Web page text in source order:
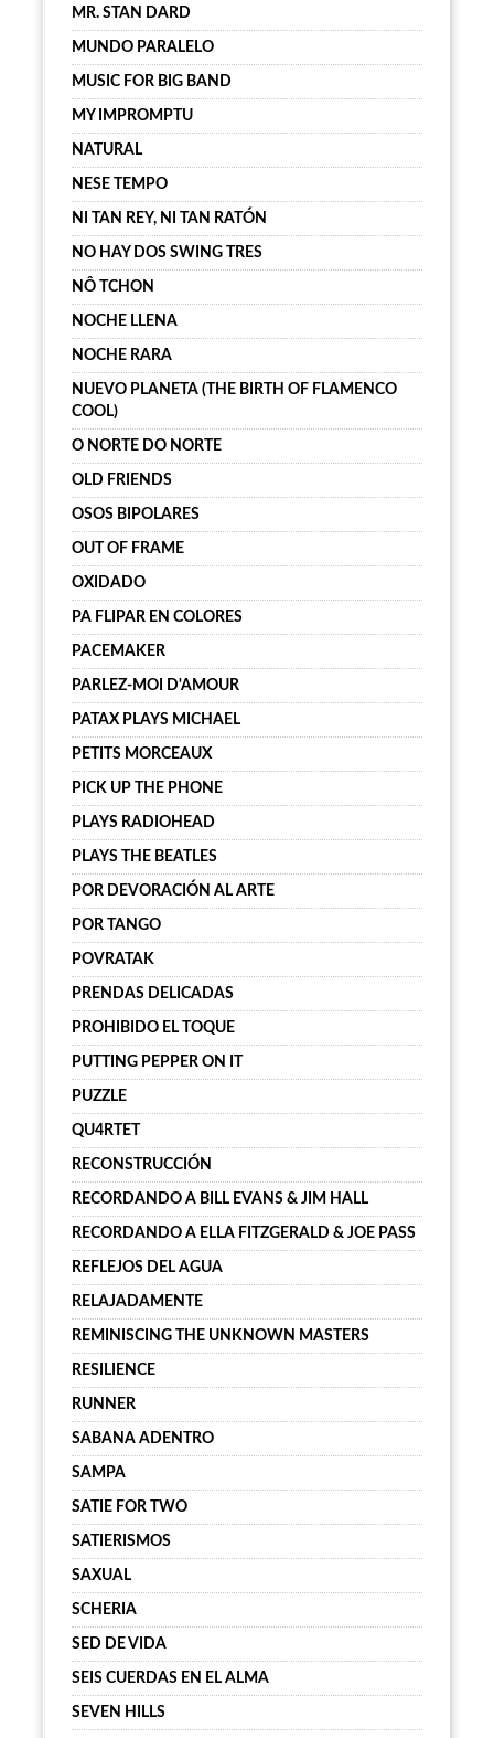
MR. STAN DARD
MUNDO PARALELO
MUSIC FOR BIG BAND
MY IMPROMPTU
NATURAL
NESE TEMPO
NI TAN REY, NI TAN RATÓN
NO HAY DOS SWING TRES
NÔ TCHON
NOCHE LLENA
NOCHE RARA
NUEVO PLANETA (THE BIRTH OF FLAMENCO
COOL)
O NORTE DO NORTE
OLD FRIENDS
OSOS BIPOLARES
OUT OF FRAME
OXIDADO
PA FLIPAR EN COLORES
PACEMAKER
PARLEZ-MOI D'AMOUR
PATAX PLAYS MICHAEL
PETITS MORCEAUX
PICK UP THE PHONE
PLAYS RADIOHEAD
PLAYS THE BEATLES
POR DEVORACIÓN AL ARTE
POR TANGO
POVRATAK
PRENDAS DELICADAS
PROHIBIDO EL TOQUE
PUTTING PEPPER ON IT
PUZZLE
QU4RTET
RECONSTRUCCIÓN
RECORDANDO A BILL EVANS & JIM HALL
RECORDANDO A ELLA FITZGERALD & JOE PASS
REFLEJOS DEL AGUA
RELAJADAMENTE
REMINISCING THE UNKNOWN MASTERS
RESILIENCE
RUNNER
SABANA ADENTRO
SAMPA
SATIE FOR TWO
SATIERISMOS
SAXUAL
SCHERIA
SED DE VIDA
SEIS CUERDAS EN EL ALMA
SEVEN HILLS